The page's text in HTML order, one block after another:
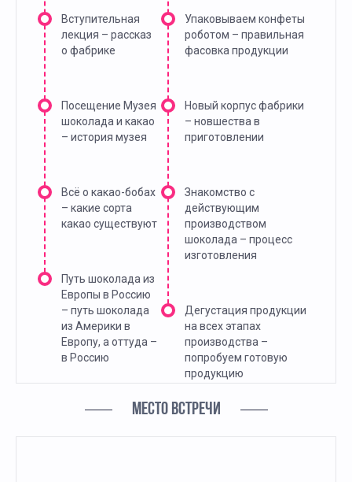
Вступительная
лекция – рассказ
о фабрике
Посещение Музея
шоколада и какао
– история музея
Всё о какао-бобах
– какие сорта
какао существуют
Путь шоколада из
Европы в Россию
– путь шоколада
из Америки в
Европу, а оттуда –
в Россию
Упаковываем конфеты
роботом – правильная
фасовка продукции
Новый корпус фабрики
– новшества в
приготовлении
Знакомство с
действующим
производством
шоколада – процесс
изготовления
Дегустация продукции
на всех этапах
производства –
попробуем готовую
продукцию
МЕСТО ВСТРЕЧИ